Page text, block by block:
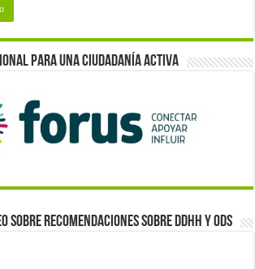
para una ciudadanía activa
sobre recomendaciones sobre DDHH y ODS